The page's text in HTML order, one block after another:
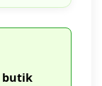
butik